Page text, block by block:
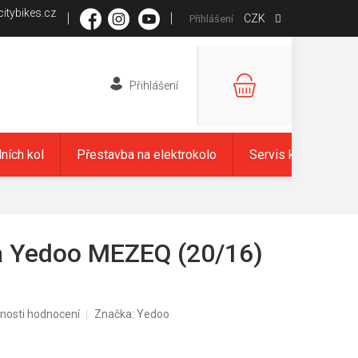
CZK
Přihlášení
NÁKUPNÍ
kol Přestavba na elektrokolo Servis kol
Yedoo MEZEQ (20/16)
hodnocení Značka: Yedoo